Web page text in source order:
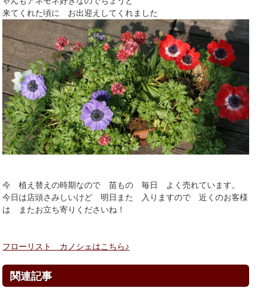
来てくれた頃に お出迎えしてくれました
今 植え替えの時期なので 苗もの 毎日 よく売れています。
今日は店頭さみしいけど 明日また 入りますので 近くのお客様
は またお立ち寄りくださいね！
フローリスト カノシェはこちら♪
関連記事